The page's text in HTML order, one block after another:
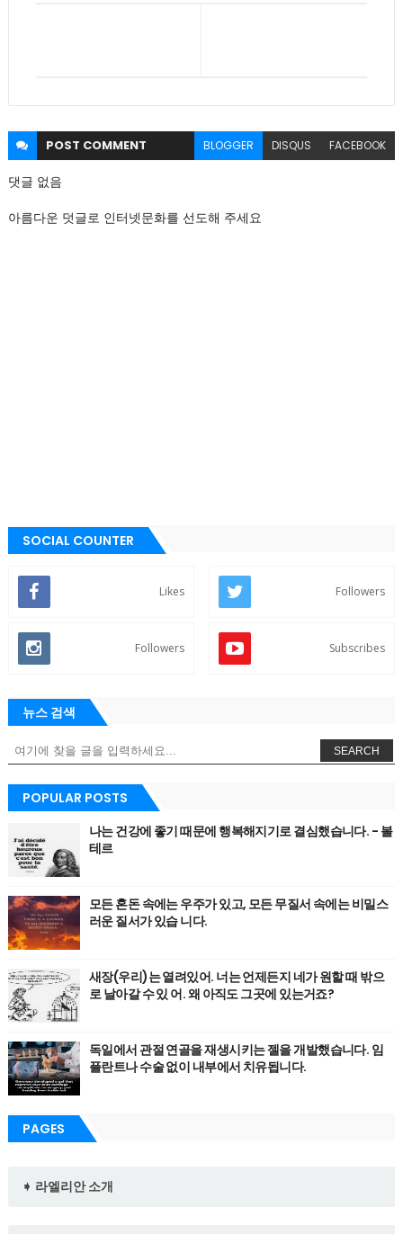
POST COMMENT BLOGGER DISQUS FACEBOOK
댓글 없음
아름다운 덧글로 인터넷문화를 선도해 주세요
SOCIAL COUNTER
Likes Followers
Followers Subscribes
뉴스 검색
SEARCH
POPULAR POSTS
나는 건강에 좋기 때문에 행복해지기로 결심했습니다. - 볼
테르
모든 혼돈 속에는 우주가 있고, 모든 무질서 속에는 비밀스
러운 질서가 있습 니다.
새장(우리)는 열려있어. 너는 언제든지 네가 원할 때 밖으
로 날아갈 수 있 어. 왜 아직도 그곳에 있는거죠?
독일에서 관절 연골을 재생시키는 젤을 개발했습니다. 임
플란트나 수술 없이 내부에서 치유됩니다.
PAGES
➧ 라엘리안 소개